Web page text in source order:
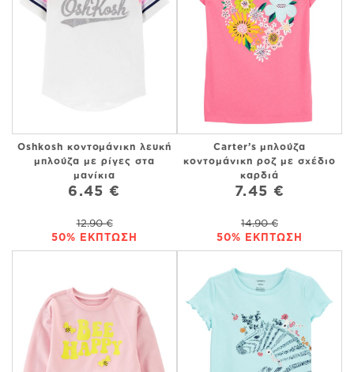
Oshkosh κοντομάνικη λευκή
μπλούζα με ρίγες στα
μανίκια
6.45 €
12.90 €
50% ΕΚΠΤΩΣΗ
Carter’s μπλούζα
κοντομάνικη ροζ με σχέδιο
καρδιά
7.45 €
14.90 €
50% ΕΚΠΤΩΣΗ